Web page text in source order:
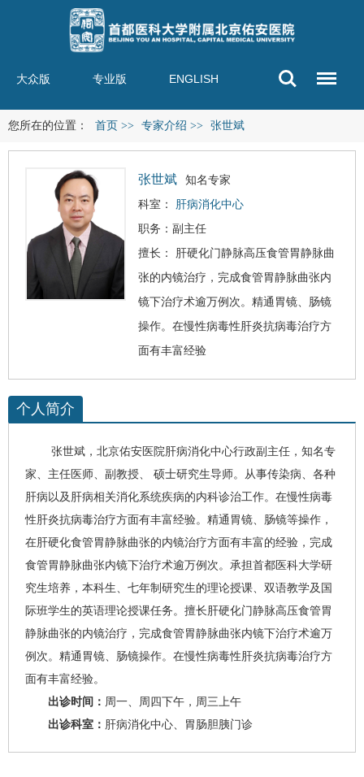
大众版 专业版 ENGLISH
您所在的位置： 首页 >> 专家介绍 >> 张世斌
张世斌
知名专家
科室：
肝病消化中心
职务：副主任
擅长：
肝硬化门静脉高压食管胃静脉曲
张的内镜治疗，完成食管胃静脉曲张内
镜下治疗术逾万例次。精通胃镜、肠镜
操作。在慢性病毒性肝炎抗病毒治疗方
面有丰富经验
个人简介
张世斌 ， 北京佑安医院肝病消化中心行政副主任，知名专
家、 主任医师、副教授、 硕士研究生导师。从事传染病、各种
肝病以及肝病相关消化系统疾病的内科诊治工作。在慢性病毒
性肝炎抗病毒治疗方面有丰富经验。精通胃镜、肠镜等操作，
在肝硬化食管胃静脉曲张的内镜治疗方面有丰富的经验，完成
食管胃静脉曲张内镜下治疗术逾万例次。承担首都医科大学研
究生培养，本科生、七年制研究生的理论授课、双语教学及国
际班学生的英语理论授课任务。 擅长肝硬化门静脉高压食管胃
静脉曲张的内镜治疗，完成食管胃静脉曲张内镜下治疗术逾万
例次。精通胃镜、肠镜操作。在慢性病毒性肝炎抗病毒治疗方
面有丰富经验。
出诊时间： 周一、周四下午，周三上午
出诊科室： 肝病消化中心 胃肠胆胰门诊